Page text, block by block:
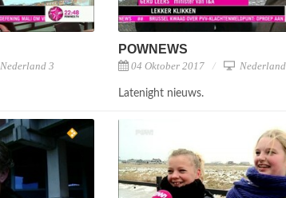
Nederland 3
POWNEWS
04 Oktober 2017
Latenight nieuws.